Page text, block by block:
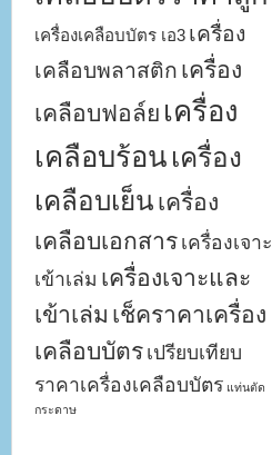
เครื่องเคลือบบัตร เอ3 เครื่อง
เคลือบพลาสติก เครื่อง
เคลือบฟอล์ย เครื่อง
เคลือบร้อน เครื่อง
เคลือบเย็น เครื่อง
เคลือบเอกสาร เครื่องเจาะ
เข้าเล่ม เครื่องเจาะและ
เข้าเล่ม เช็คราคาเครื่อง
เคลือบบัตร เปรียบเทียบ
ราคาเครื่องเคลือบบัตร แท่นตัด
กระดาษ